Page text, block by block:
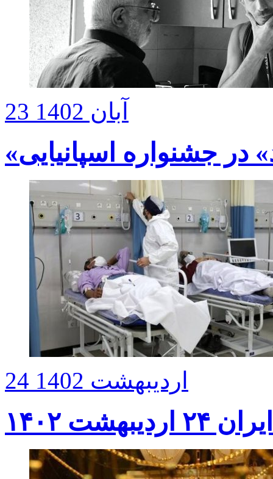
23 آبان 1402
در جشنواره اسپانیایی
24 اردیبهشت 1402
۱۴۰۲